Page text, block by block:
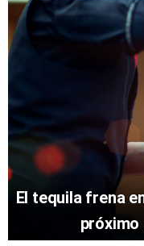
El tequila frena